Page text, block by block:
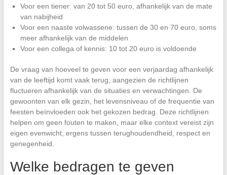
Voor een tiener: van 20 tot 50 euro, afhankelijk van de mate
van nabijheid
Voor een naaste volwassene: tussen de 30 en 70 euro, soms
meer afhankelijk van de middelen
Voor een collega of kennis: 10 tot 20 euro is voldoende
De vraag van hoeveel te geven voor een verjaardag afhankelijk
van de leeftijd komt vaak terug, aangezien de richtlijnen
fluctueren afhankelijk van de situaties en verwachtingen. De
gewoonten van elk gezin, het levensniveau of de frequentie van
feesten beïnvloeden ook het gekozen bedrag. Deze richtlijnen
helpen om geen fouten te maken, maar elke context vereist zijn
eigen evenwicht, ergens tussen terughoudendheid, respect en
genegenheid.
Welke bedragen te geven